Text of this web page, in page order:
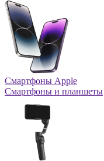
Смартфоны Apple
Смартфоны и планшеты